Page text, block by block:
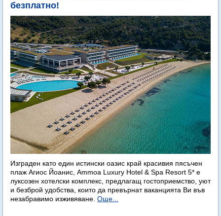
безплатно!
Изграден като един истински оазис край красивия пясъчен
плаж Агиос Йоанис, Ammoa Luxury Hotel & Spa Resort 5* е
луксозен хотелски комплекс, предлагащ гостоприемство, уют
и безброй удобства, които да превърнат ваканцията Ви във
незабравимо изживяване. Още...